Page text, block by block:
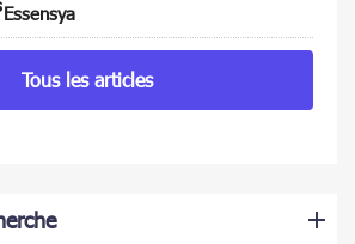
Tous les articles